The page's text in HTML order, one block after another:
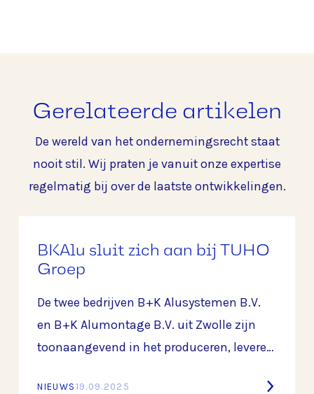
Gerelateerde artikelen
De wereld van het ondernemingsrecht staat
nooit stil. Wij praten je vanuit onze expertise
regelmatig bij over de laatste ontwikkelingen.
BKAlu sluit zich aan bij TUHO
Groep
De twee bedrijven B+K Alusystemen B.V.
en B+K Alumontage B.V. uit Zwolle zijn
toonaangevend in het produceren, leveren
NIEUWS 19.09.2025